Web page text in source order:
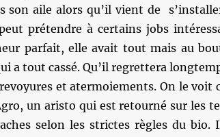
son aile alors qu’il vient de
prétendre à certains jobs
parfait, elle avait tout mais au
a tout cassé. Qu’il regrettera
et atermoiements. On le voit
un aristo qui est retourné sur les
selon les strictes règles du bio.